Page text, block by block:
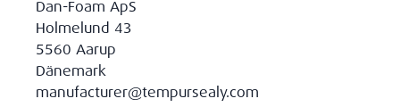
Dan-Foam ApS
Holmelund 43
5560 Aarup
Dänemark
manufacturer@tempursealy.com